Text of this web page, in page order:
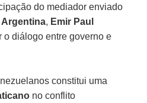
do mediador enviado
Argentina, Emir Paul
o diálogo entre governo e
constitui uma
no conflito